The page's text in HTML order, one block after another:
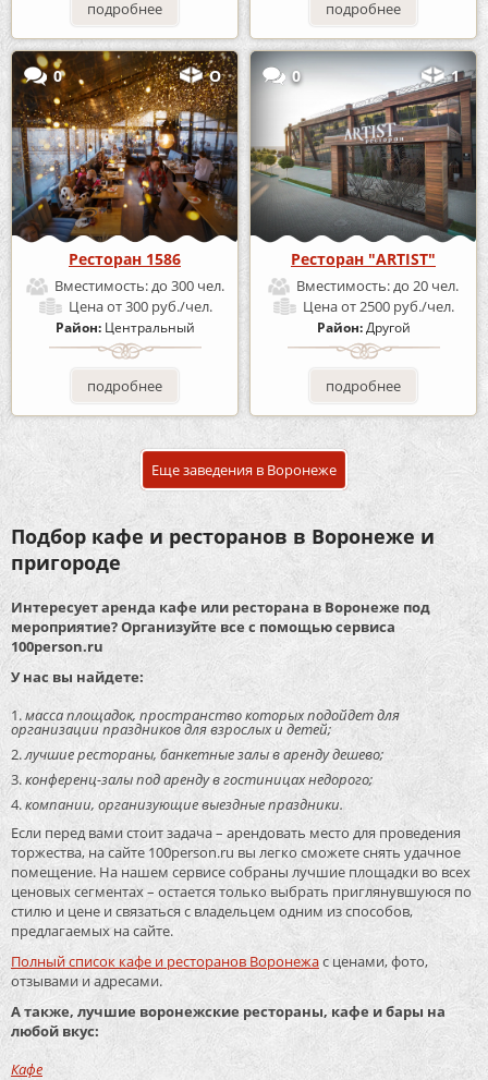
подробнее подробнее
0 О
Ресторан 1586
Вместимость:до 300 чел.
Ценаот 300 руб./чел.
Район: Центральный
подробнее
0 1
Ресторан "ARTIST"
Вместимость:до 20 чел.
Ценаот 2500 руб./чел.
Район:Другой
подробнее
Еще заведения в Воронеже
Подбор кафе и ресторанов в Воронеже и
пригороде
Интересует аренда кафе или ресторана в Воронеже под
мероприятие? Организуйте все с помощью сервиса
100person.ru
У нас вы найдете:
масса площадок, пространство которых подойдет для
организации праздников для взрослых и детей;
лучшие рестораны, банкетные залы в аренду дешево;
конференц-залы под аренду в гостиницах недорого;
компании, организующие выездные праздники.
Если перед вами стоит задача – арендовать место для проведения
торжества, на сайте 100person.ru вы легко сможете снять удачное
помещение. На нашем сервисе собраны лучшие площадки во всех
ценовых сегментах – остается только выбрать приглянувшуюся по
стилю и цене и связаться с владельцем одним из способов,
предлагаемых на сайте.
Полный список кафе и ресторанов Воронежас ценами, фото,
отзывами и адресами.
А также, лучшие воронежские рестораны, кафе и бары на
любой вкус:
Кафе